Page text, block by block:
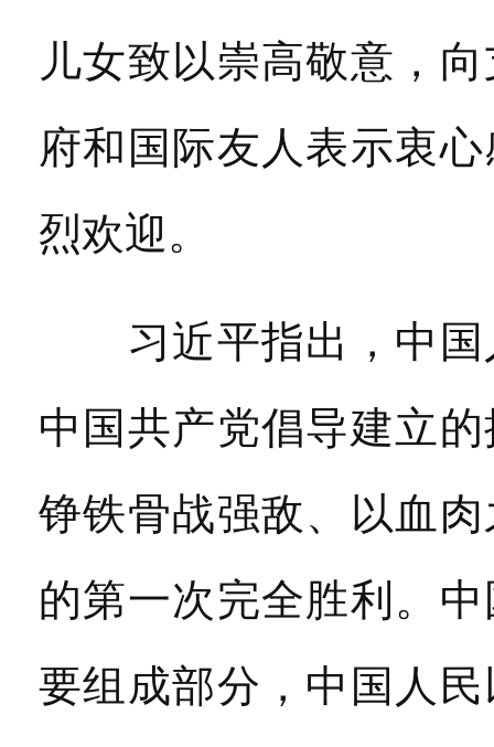
儿女致以崇高敬意，
府和国际友人表示衷
烈欢迎。
习近平指出，中国
中国共产党倡导建立
铮铁骨战强敌、以血
的第一次完全胜利。
要组成部分，中国人